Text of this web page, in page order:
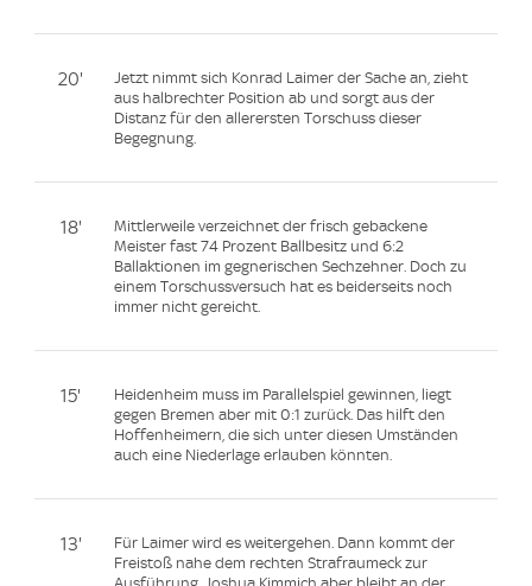
20'
Jetzt nimmt sich Konrad Laimer der Sache an, zieht
aus halbrechter Position ab und sorgt aus der
Distanz für den allerersten Torschuss dieser
Begegnung.
18'
Mittlerweile verzeichnet der frisch gebackene
Meister fast 74 Prozent Ballbesitz und 6:2
Ballaktionen im gegnerischen Sechzehner. Doch zu
einem Torschussversuch hat es beiderseits noch
immer nicht gereicht.
15'
Heidenheim muss im Parallelspiel gewinnen, liegt
gegen Bremen aber mit 0:1 zurück. Das hilft den
Hoffenheimern, die sich unter diesen Umständen
auch eine Niederlage erlauben könnten.
13'
Für Laimer wird es weitergehen. Dann kommt der
Freistoß nahe dem rechten Strafraumeck zur